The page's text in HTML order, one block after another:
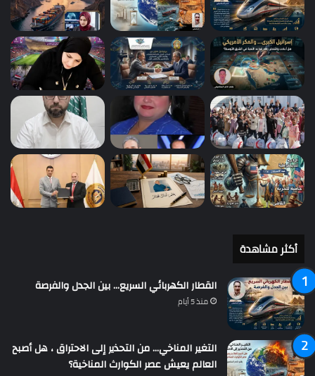
أكثر مشاهدة
القطار الكهربائي السريع… بين الجدل والفرصة
منذ 5 أيام
التغير المناخي… من التحذير إلى الاحتراق ، هل أصبح
العالم يعيش عصر الكوارث المناخية؟